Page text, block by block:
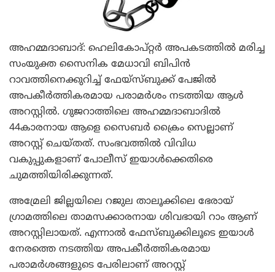
അഹമ്മദാബാദ്: ഹെലികോപ്റ്റര്‍ അപകടത്തില്‍ മരിച്ച
സംയുക്ത സൈനിക മേധാവി ബിപിന്‍
റാവത്തിനെക്കുറിച്ച് ഫേയ്‌സ്ബുക്ക് പേജില്‍
അപകീര്‍ത്തികരമായ പരാമര്‍ശം നടത്തിയ ആള്‍
അറസ്റ്റില്‍. ഗുജറാത്തിലെ അഹമ്മദാബാദില്‍
44കാരനായ ആളെ സൈബര്‍ ക്രൈം സെല്ലാണ്
അറസ്റ്റ് ചെയ്തത്. സംഭവത്തില്‍ വിവിധ
വകുപ്പുകളാണ് പോലീസ് ഇയാള്‍ക്കെതിരെ
ചുമത്തിയിരിക്കുന്നത്.
അമ്രേലി ജില്ലയിലെ റജുല താലൂക്കിലെ ഭേരായ്
ഗ്രാമത്തിലെ താമസക്കാരനായ ശിവഭായി റാം ആണ്
അറസ്റ്റിലായത്. എന്നാല്‍ ഫേസ്ബുക്കിലൂടെ ഇയാള്‍
നേരത്തെ നടത്തിയ അപകീര്‍ത്തികരമായ
പരാമര്‍ശങ്ങളുടെ പേരിലാണ് അറസ്റ്റ്